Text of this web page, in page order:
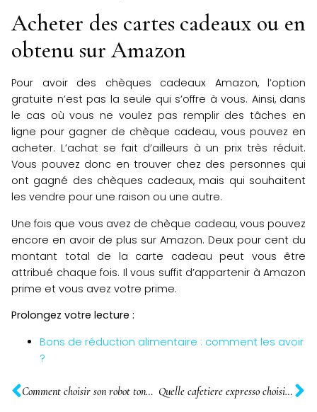
Acheter des cartes cadeaux ou en
obtenu sur Amazon
Pour avoir des chèques cadeaux Amazon, l’option
gratuite n’est pas la seule qui s’offre à vous. Ainsi, dans
le cas où vous ne voulez pas remplir des tâches en
ligne pour gagner de chèque cadeau, vous pouvez en
acheter. L’achat se fait d’ailleurs à un prix très réduit.
Vous pouvez donc en trouver chez des personnes qui
ont gagné des chèques cadeaux, mais qui souhaitent
les vendre pour une raison ou une autre.
Une fois que vous avez de chèque cadeau, vous pouvez
encore en avoir de plus sur Amazon. Deux pour cent du
montant total de la carte cadeau peut vous être
attribué chaque fois. Il vous suffit d’appartenir à Amazon
prime et vous avez votre prime.
Prolongez votre lecture :
Bons de réduction alimentaire : comment les avoir
?
Comment choisir son robot tondeuse ? Quelle cafetiere expresso choisir ?